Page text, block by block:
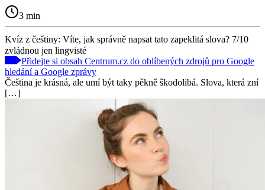
3 min
Kvíz z češtiny: Víte, jak správně napsat tato zapeklitá slova? 7/10
zvládnou jen lingvisté
Přidejte si obsah Centrum.cz do oblíbených zdrojů pro Google
hledání a Google zprávy
Čeština je krásná, ale umí být taky pěkně škodolibá. Slova, která zní
[…]